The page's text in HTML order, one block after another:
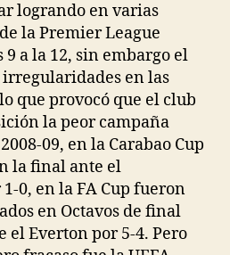
logrando en varias
la Premier League
a la 12, sin embargo el
en las
que provocó que el club
la peor campaña
09, en la Carabao Cup
la final ante el
0, en la FA Cup fueron
en Octavos de final
el Everton por 5-4. Pero